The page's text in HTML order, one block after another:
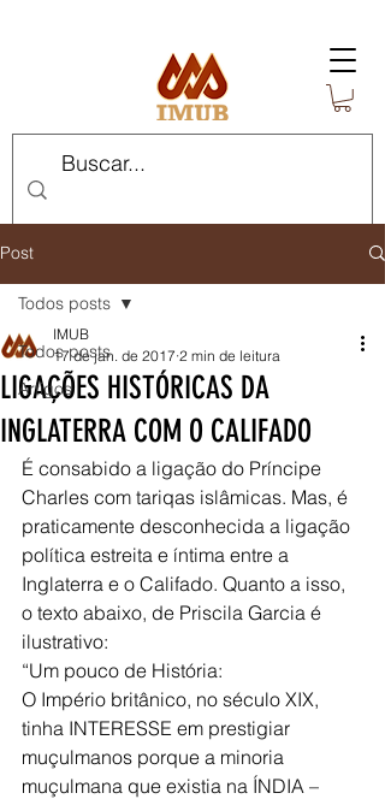
Post
Todos posts
Artigos
Todos posts
LIGAÇÕES HISTÓRICAS DA
INGLATERRA COM O CALIFADO
IMUB
17 de jan. de 2017 2 min de leitura
É consabido a ligação do Príncipe
Charles com tariqas islâmicas. Mas, é
praticamente desconhecida a ligação
política estreita e íntima entre a
Inglaterra e o Califado. Quanto a isso,
o texto abaixo, de Priscila Garcia é
ilustrativo:
“Um pouco de História:
O Império britânico, no século XIX,
tinha INTERESSE em prestigiar
muçulmanos porque a minoria
muçulmana que existia na ÍNDIA –